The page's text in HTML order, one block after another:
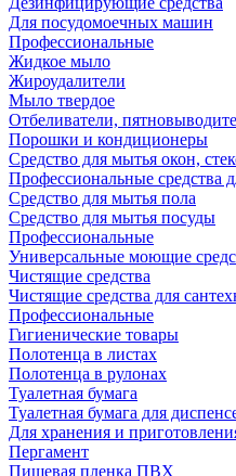
Для посудомоечных машин
Профессиональные
Жидкое мыло
Жироудалители
Мыло твердое
Отбеливатели,
Порошки и кондиционеры
Средство для мытья окон,
Профессиональные средства
Средство для мытья пола
Средство для мытья посуды
Профессиональные
Универсальные моющие
Чистящие средства
Чистящие средства для
Профессиональные
Гигиенические товары
Полотенца в листах
Полотенца в рулонах
Туалетная бумага
Туалетная бумага для
Для хранения и
Пергамент
Пищевая пленка ПВХ